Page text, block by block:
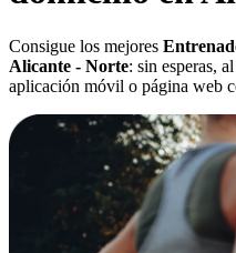
Consigue los mejores
Alicante - Norte: sin esperas,
aplicación móvil o página web